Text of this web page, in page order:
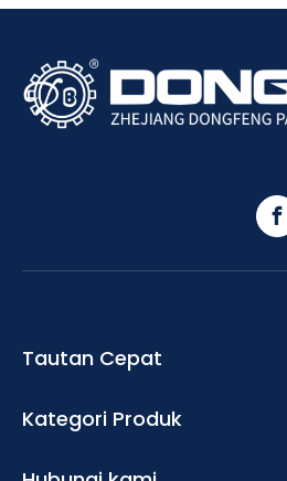
Tautan Cepat
Kategori Produk